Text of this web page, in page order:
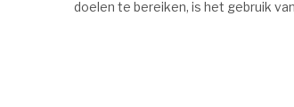
doelen te bereiken, is het gebruik